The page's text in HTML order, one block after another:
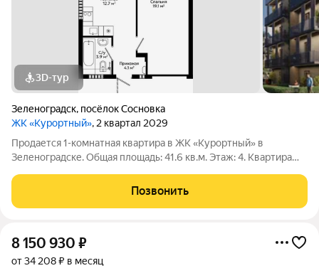
3D-тур
Зеленоградск, посёлок Сосновка
ЖК «Курортный», 2 квартал 2029
Продается 1-комнатная квартира в ЖК «Курортный» в
Зеленоградске. Общая площадь: 41.6 кв.м. Этаж: 4. Квартира
Развитая инфраструктура, близость к морю.
Позвонить
8 150 930 ₽
от 34 208 ₽ в месяц